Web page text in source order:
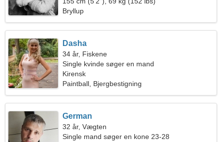
Bryllup
Dasha
34 år, Fiskene
Single kvinde søger en mand
Kirensk
Paintball, Bjergbestigning
German
32 år, Vægten
Single mand søger en kone 23-28